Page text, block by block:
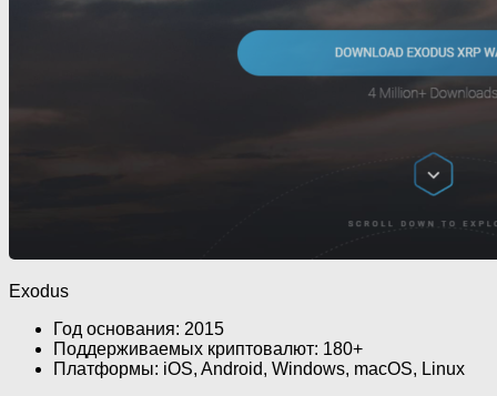
Exodus
Год основания: 2015
Поддерживаемых криптовалют: 180+
Платформы: iOS, Android, Windows, macOS, Linux